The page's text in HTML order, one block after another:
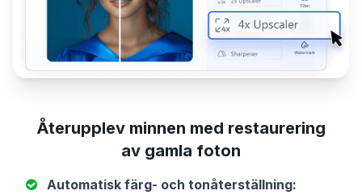
Återupplev minnen med restaurering
av gamla foton
Automatisk färg- och tonåterställning: